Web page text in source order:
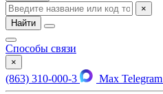
×
Найти
Способы связи
×
(863) 310-000-3 Max Telegram